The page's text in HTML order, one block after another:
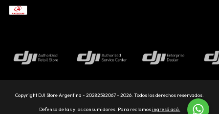
Copyright DJI Store Argentina - 20282582067 - 2026. Todos los derechos reservados.
Defensa de las y los consumidores. Para reclamosingresá acá.